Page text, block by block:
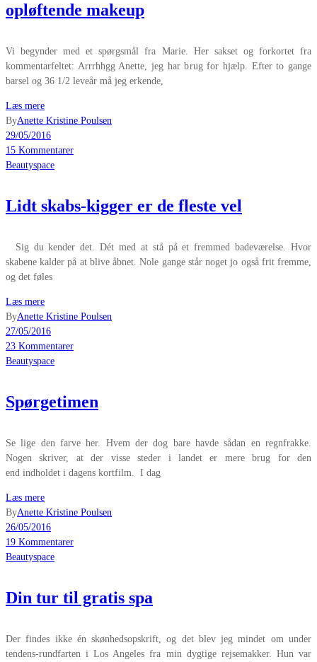
opløftende makeup
Vi begynder med et spørgsmål fra Marie. Her sakset og forkortet fra
kommentarfeltet: Arrrhhgg Anette, jeg har brug for hjælp. Efter to gange
barsel og 36 1/2 leveår må jeg erkende,
Læs mere
ByAnette Kristine Poulsen
29/05/2016
15 Kommentarer
Beautyspace
Lidt skabs-kigger er de fleste vel
Sig du kender det. Dét med at stå på et fremmed badeværelse. Hvor
skabene kalder på at blive åbnet. Nole gange står noget jo også frit fremme,
og det føles
Læs mere
ByAnette Kristine Poulsen
27/05/2016
23 Kommentarer
Beautyspace
Spørgetimen
Se lige den farve her. Hvem der dog bare havde sådan en regnfrakke.
Nogen skriver, at der visse steder i landet er mere brug for den
end indholdet i dagens kortfilm. I dag
Læs mere
ByAnette Kristine Poulsen
26/05/2016
19 Kommentarer
Beautyspace
Din tur til gratis spa
Der findes ikke én skønhedsopskrift, og det blev jeg mindet om under
tendens-rundfarten i Los Angeles fra min dygtige rejsemakker. Hun var